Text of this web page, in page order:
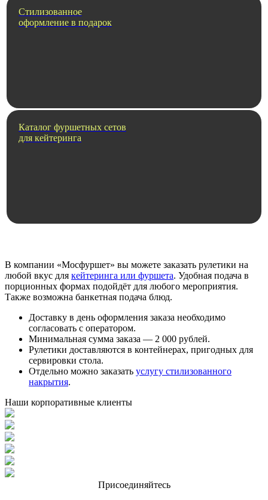
Стилизованное
оформление в подарок
Каталог фуршетных сетов
для кейтеринга
В компании «Мосфуршет» вы можете заказать рулетики на
любой вкус для кейтеринга или фуршета. Удобная подача в
порционных формах подойдёт для любого мероприятия.
Также возможна банкетная подача блюд.
Доставку в день оформления заказа необходимо
согласовать с оператором.
Минимальная сумма заказа — 2 000 рублей.
Рулетики доставляются в контейнерах, пригодных для
сервировки стола.
Отдельно можно заказать услугу стилизованного
накрытия.
Наши корпоративные клиенты
Присоединяйтесь